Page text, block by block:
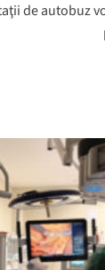
de autobuz